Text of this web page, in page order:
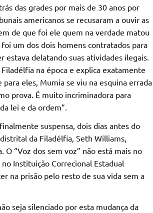
das grades por mais de 30 anos por
americanos se recusaram a ouvir as
de que foi ele quem na verdade matou
um dos dois homens contratados para
delatando suas atividades ilegais.
na época e explica exatamente
eles, Mumia se viu na esquina errada
prova. É muito incriminadora para
lei e da ordem”.
suspensa, dois dias antes do
da Filadélfia, Seth Williams,
“Voz dos sem voz” não está mais no
Instituição Correcional Estadual
na prisão pelo resto de sua vida sem a
seja silenciado por esta mudança da